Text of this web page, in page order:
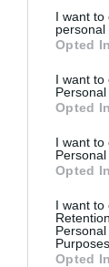
I want to
personal
Opted In
I want to
Personal
Opted In
I want to
Personal
Opted In
I want to
Opted In